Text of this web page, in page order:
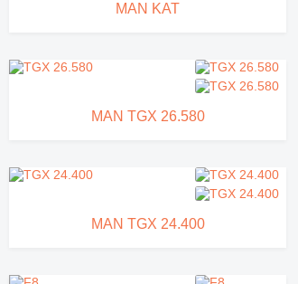
MAN KAT
MAN TGX 26.580
MAN TGX 24.400